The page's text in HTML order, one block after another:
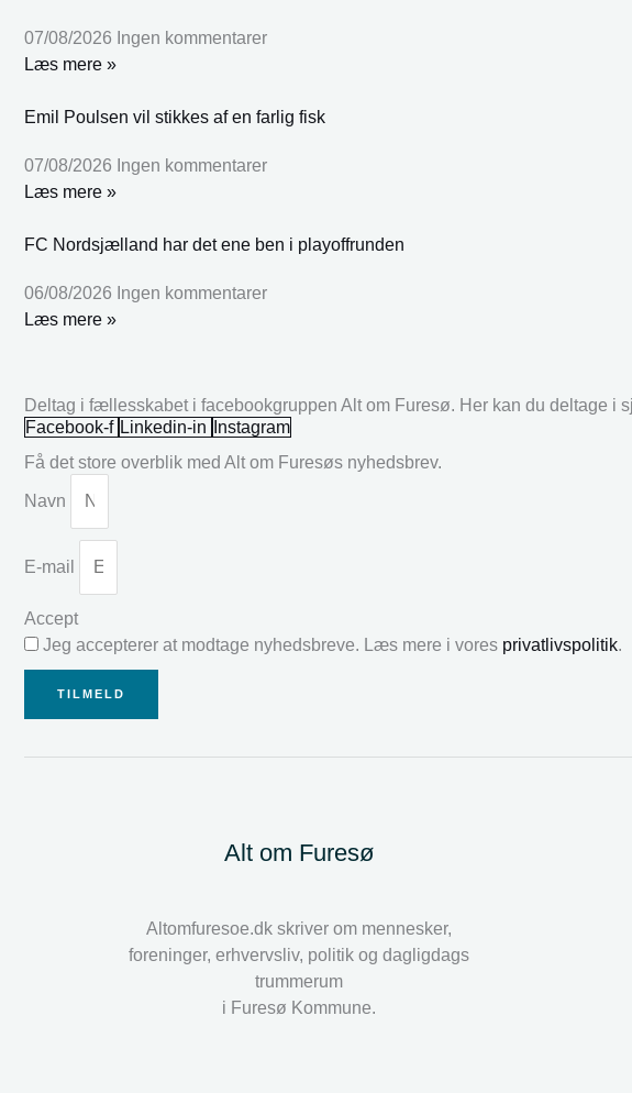
07/08/2026 Ingen kommentarer
Læs mere »
Emil Poulsen vil stikkes af en farlig fisk
07/08/2026 Ingen kommentarer
Læs mere »
FC Nordsjælland har det ene ben i playoffrunden
06/08/2026 Ingen kommentarer
Læs mere »
Deltag i fællesskabet i facebookgruppen Alt om Furesø. Her kan du deltage i
Facebook-f Linkedin-in
Instagram
Få det store overblik med Alt om Furesøs nyhedsbrev.
Navn
E-mail
Accept
Jeg accepterer at modtage nyhedsbreve. Læs mere i vores privatlivspolitik.
TILMELD
Alt om Furesø
Altomfuresoe.dk skriver om mennesker,
foreninger, erhvervsliv, politik og dagligdags
trummerum
i Furesø Kommune.